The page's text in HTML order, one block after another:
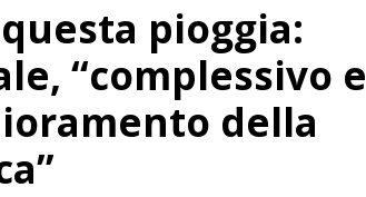
pioggia:
“complessivo e
della